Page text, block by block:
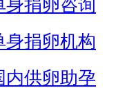
身捐卵咨询
身捐卵机构
内供卵助孕